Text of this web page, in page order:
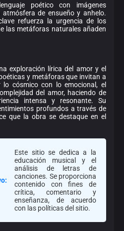
poético con imágenes
de ensueño y anhelo.
refuerza la urgencia de los
las metáforas naturales añaden
exploración lírica del amor y el
y metáforas que invitan a
lo cósmico con lo emocional, el
del amor, haciendo de
intensa y resonante. Su
profundos a través de
que la obra se destaque en el
Este sitio se dedica a la
educación musical y el
análisis de letras de
canciones. Se proporciona
contenido con fines de
crítica, comentario y
enseñanza, de acuerdo
con las políticas del sitio.